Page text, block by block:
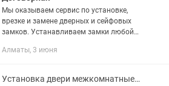
Мы оказываем сервис по установке,
врезке и замене дверных и сейфовых
замков. Устанавливаем замки любой
замки, smart зaмки). - цилиндрические -
Алматы, 3 июня
Установка двери межкомнатные, установка дверей с добором врезка